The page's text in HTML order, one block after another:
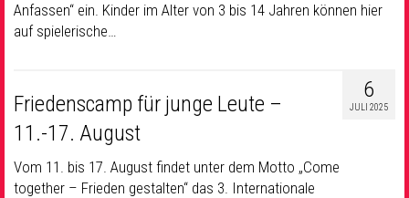
Anfassen“ ein. Kinder im Alter von 3 bis 14 Jahren können hier
auf spielerische…
6
JULI 2025
Friedenscamp für junge Leute –
11.-17. August
Vom 11. bis 17. August findet unter dem Motto „Come
together – Frieden gestalten“ das 3. Internationale